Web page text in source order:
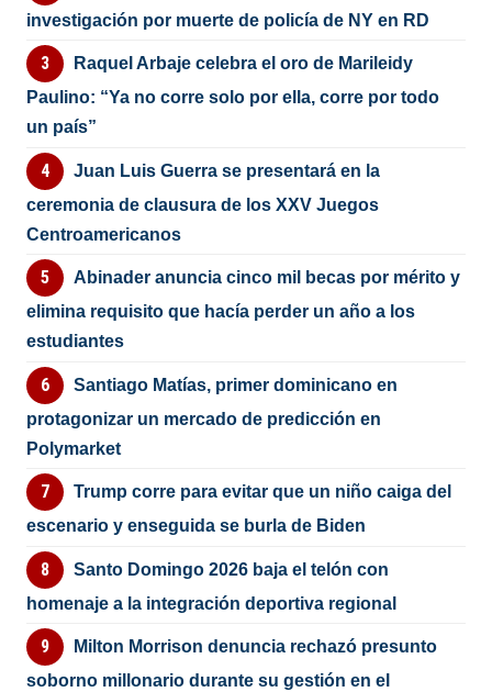
investigación por muerte de policía de NY en RD
Raquel Arbaje celebra el oro de Marileidy
Paulino: “Ya no corre solo por ella, corre por todo
un país”
Juan Luis Guerra se presentará en la
ceremonia de clausura de los XXV Juegos
Centroamericanos
Abinader anuncia cinco mil becas por mérito y
elimina requisito que hacía perder un año a los
estudiantes
Santiago Matías, primer dominicano en
protagonizar un mercado de predicción en
Polymarket
Trump corre para evitar que un niño caiga del
escenario y enseguida se burla de Biden
Santo Domingo 2026 baja el telón con
homenaje a la integración deportiva regional
Milton Morrison denuncia rechazó presunto
soborno millonario durante su gestión en el